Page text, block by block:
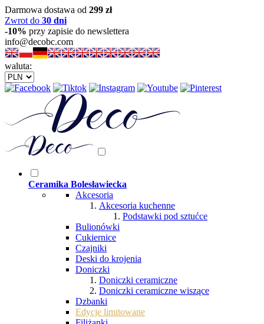
Darmowa dostawa od 299 zł
Zwrot do 30 dni
-10% przy zapisie do newslettera
info@decobc.com
waluta:
Ceramika Bolesławiecka
Akcesoria
Akcesoria kuchenne
Podstawki pod sztućce
Bulionówki
Cukiernice
Czajniki
Deski do krojenia
Doniczki
Doniczki ceramiczne
Doniczki ceramiczne wiszące
Dzbanki
Edycje limitowane